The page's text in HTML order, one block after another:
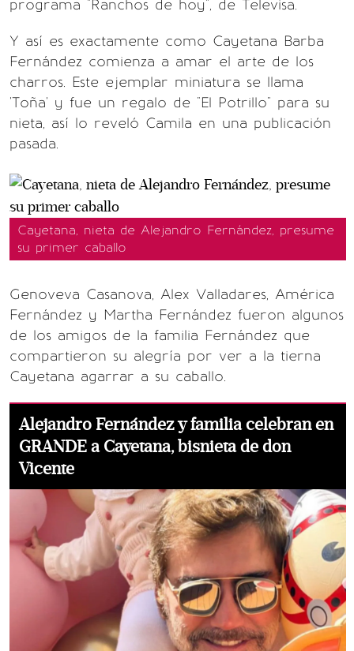
programa "Ranchos de hoy", de Televisa.
Y así es exactamente como Cayetana Barba
Fernández comienza a amar el arte de los
charros. Este ejemplar miniatura se llama
'Toña' y fue un regalo de "El Potrillo" para su
nieta, así lo reveló Camila en una publicación
pasada.
Cayetana, nieta de Alejandro Fernández, presume
su primer caballo
Genoveva Casanova, Alex Valladares, América
Fernández y Martha Fernández fueron algunos
de los amigos de la familia Fernández que
compartieron su alegría por ver a la tierna
Cayetana agarrar a su caballo.
Alejandro Fernández y familia celebran en
GRANDE a Cayetana, bisnieta de don
Vicente